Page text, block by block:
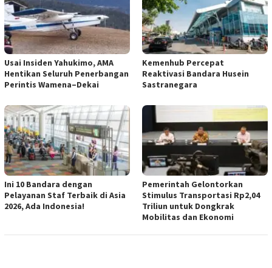
Usai Insiden Yahukimo, AMA
Hentikan Seluruh Penerbangan
Perintis Wamena–Dekai
Kemenhub Percepat
Reaktivasi Bandara Husein
Sastranegara
Ini 10 Bandara dengan
Pelayanan Staf Terbaik di Asia
2026, Ada Indonesia!
Pemerintah Gelontorkan
Stimulus Transportasi Rp2,04
Triliun untuk Dongkrak
Mobilitas dan Ekonomi